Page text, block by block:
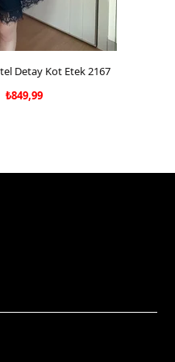
EKLEDetay Kot Etek 2167
₺849,99